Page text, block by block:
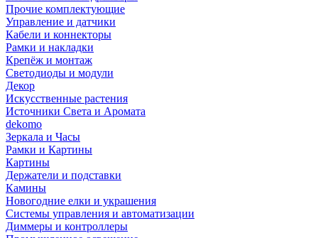
Прочие комплектующие
Управление и датчики
Кабели и коннекторы
Рамки и накладки
Крепёж и монтаж
Светодиоды и модули
Декор
Искусственные растения
Источники Света и Аромата
dekomo
Зеркала и Часы
Рамки и Картины
Картины
Держатели и подставки
Камины
Новогодние елки и украшения
Системы управления и автоматизации
Диммеры и контроллеры